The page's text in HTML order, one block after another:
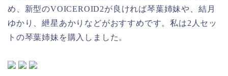
め、新型のVOICEROID2が良ければ琴葉姉妹や、結月
ゆかり、紲星あかりなどがおすすめです。私は2人セッ
トの琴葉姉妹を購入しました。